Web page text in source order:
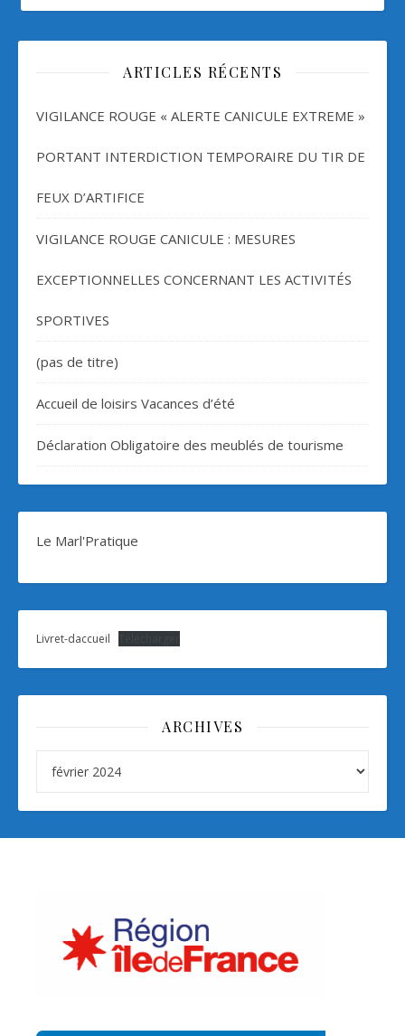
ARTICLES RÉCENTS
VIGILANCE ROUGE « ALERTE CANICULE EXTREME »
PORTANT INTERDICTION TEMPORAIRE DU TIR DE
FEUX D’ARTIFICE
VIGILANCE ROUGE CANICULE : MESURES
EXCEPTIONNELLES CONCERNANT LES ACTIVITÉS
SPORTIVES
(pas de titre)
Accueil de loisirs Vacances d’été
Déclaration Obligatoire des meublés de tourisme
Le Marl'Pratique
Livret-daccueil
ARCHIVES